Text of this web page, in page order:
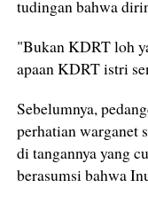
tudingan bahwa
"Bukan KDRT loh
apaan KDRT istri
Sebelumnya,
perhatian warganet
di tangannya yang
berasumsi bahwa